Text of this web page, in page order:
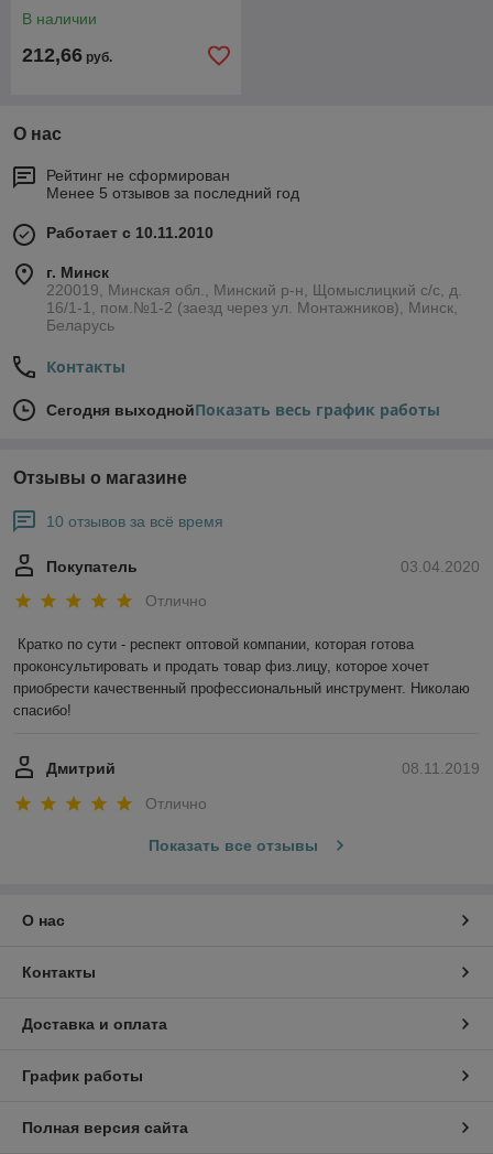
125 мм)
В наличии
212,66 руб.
О нас
Рейтинг не сформирован
Менее 5 отзывов за последний год
Работает с 10.11.2010
г. Минск
220019, Минская обл., Минский р-н, Щомыслицкий с/с, д.
16/1-1, пом.№1-2 (заезд через ул. Монтажников), Минск,
Беларусь
Контакты
Сегодня выходнойПоказать весь график работы
Отзывы о магазине
10 отзывов за всё время
03.04.2020
Покупатель
Отлично
Кратко по сути - респект оптовой компании, которая готова
проконсультировать и продать товар физ.лицу, которое хочет
приобрести качественный профессиональный инструмент. Николаю
спасибо!
08.11.2019
Дмитрий
Отлично
Показать все отзывы
О нас
Контакты
Доставка и оплата
График работы
Полная версия сайта